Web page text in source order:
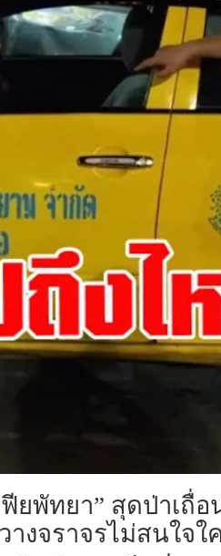
พัทยา” สุดป่าเถื่อ
จราจรไม่สนใจใ